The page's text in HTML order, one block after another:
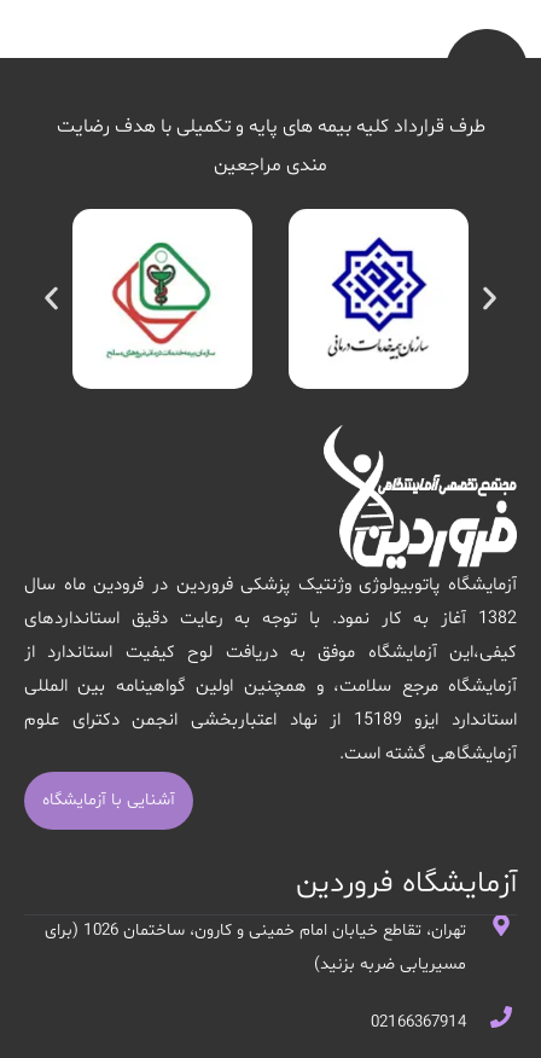
طرف قرارداد کلیه بیمه های پایه و تکمیلی با هدف رضایت
مندی مراجعین
آزمایشگاه پاتوبیولوژی وژنتیک پزشکی فروردین در فرودین ماه سال
1382 آغاز به کار نمود. با توجه به رعایت دقیق استانداردهای
کیفی،این آزمایشگاه موفق به دریافت لوح کیفیت استاندارد از
آزمایشگاه مرجع سلامت، و همچنین اولین گواهینامه بین المللی
استاندارد ایزو 15189 از نهاد اعتباربخشی انجمن دکترای علوم
آزمایشگاهی گشته است.
آشنایی با آزمایشگاه
آزمایشگاه فروردین
تهران، تقاطع خیابان امام خمینی و کارون، ساختمان 1026 (برای
مسیریابی ضربه بزنید)
02166367914